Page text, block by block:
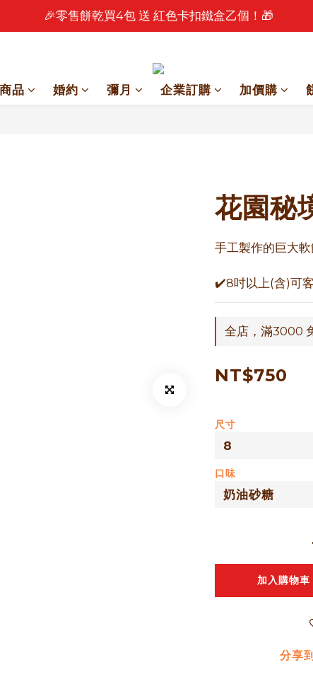
🎉 2026 中秋早鳥優惠中 🎉
🎉零售餅乾買4包 送 紅色卡扣鐵盒乙個！🎁
品 婚約 彌月 企業訂購 加價購
花園秘
手工製作的巨大
✔️8吋以上(含)可
全店，滿3000
NT$750
尺寸
口味
加入購物車
分享到